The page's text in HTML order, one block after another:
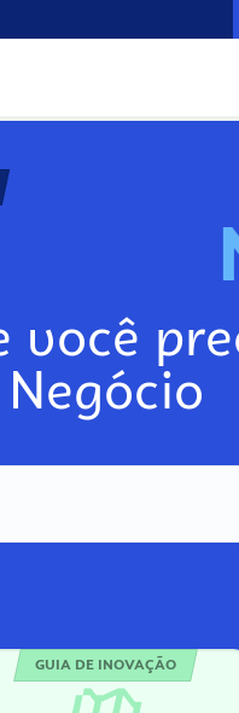
você
GUIA DE INOVAÇÃO